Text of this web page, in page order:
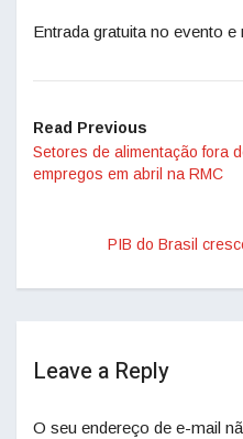
Entrada gratuita no evento
Read Previous
Setores de alimentação fora
empregos em abril na RMC
PIB do Brasil
Leave a Reply
O seu endereço de e-mail